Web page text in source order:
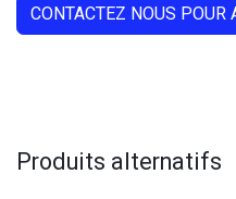
CONTACTEZ NOUS POUR
Produits alternatifs